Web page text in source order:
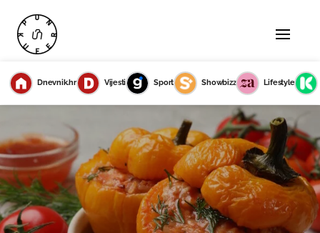
Dnevnik.hr Vijesti Sport Showbizz Lifestyle